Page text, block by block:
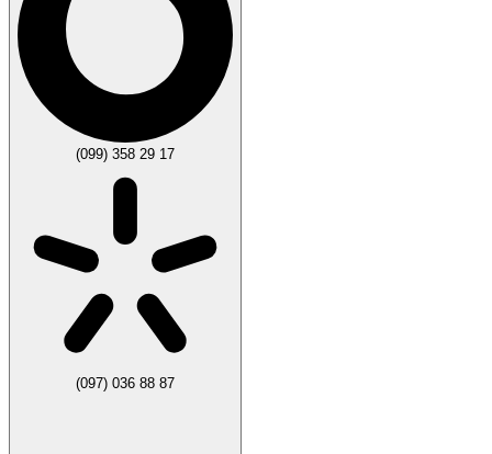
(099) 358 29 17
(097) 036 88 87